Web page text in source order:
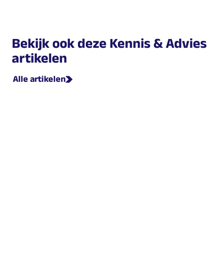
Bekijk ook deze Kennis & Advies
artikelen
Alle artikelen